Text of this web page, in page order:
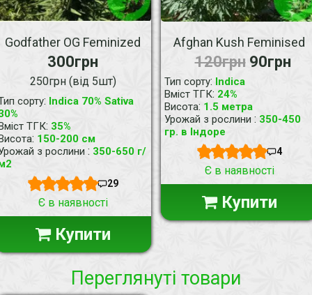
Godfather OG Feminized
300грн
250грн (від 5шт)
сорту: Indica 70% Sativa
ТГК: 35%
: 150-200 см
з рослини : 350-650 г/
29
Є в наявності
Купити
Afghan Kush Feminised
120грн 90грн
Тип сорту: Indica
Вміст ТГК: 24%
Висота: 1.5 метра
Урожай з рослини : 350-450
гр. в Індоре
4
Є в наявності
Купити
Переглянуті товари